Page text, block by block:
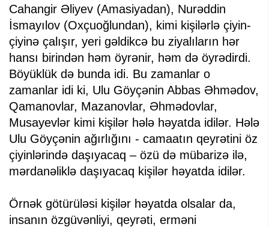
Cahangir Əliyev (Amasiyadan), Nurəddin
İsmayılov (Oxçuoğlundan), kimi kişilərlə çiyin-
çiyinə çalışır, yeri gəldikcə bu ziyalıların hər
hansı birindən həm öyrənir, həm də öyrədirdi.
Böyüklük də bunda idi. Bu zamanlar o
zamanlar idi ki, Ulu Göyçənin Abbas Əhmədov,
Qamanovlar, Mazanovlar, Əhmədovlar,
Musayevlər kimi kişilər hələ həyatda idilər. Hələ
Ulu Göyçənin ağırlığını - camaatın qeyrətini öz
çiyinlərində daşıyacaq – özü də mübarizə ilə,
mərdanəliklə daşıyacaq kişilər həyatda idilər.
Örnək götürüləsi kişilər həyatda olsalar da,
insanın özgüvənliyi, qeyrəti, erməni